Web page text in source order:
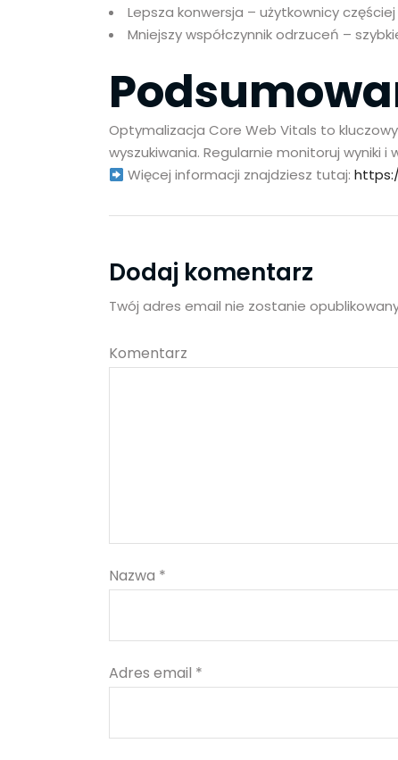
Lepsza konwersja – użytkownicy
Mniejszy współczynnik odrzuceń –
Optymalizacja Core Web Vitals to kluczowy
wyszukiwania. Regularnie monitoruj wyniki
Więcej informacji znajdziesz tutaj:
Dodaj komentarz
Twój adres email nie zostanie
Komentarz
Nazwa *
Adres email *